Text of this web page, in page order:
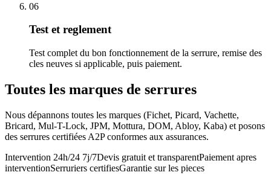
06
Test et reglement
Test complet du bon fonctionnement de la serrure, remise des
cles neuves si applicable, puis paiement.
Toutes les marques de serrures
Nous dépannons toutes les marques (Fichet, Picard, Vachette,
Bricard, Mul-T-Lock, JPM, Mottura, DOM, Abloy, Kaba) et posons
des serrures certifiées A2P conformes aux assurances.
Intervention 24h/24 7j/7Devis gratuit et transparentPaiement apres
interventionSerruriers certifiesGarantie sur les pieces